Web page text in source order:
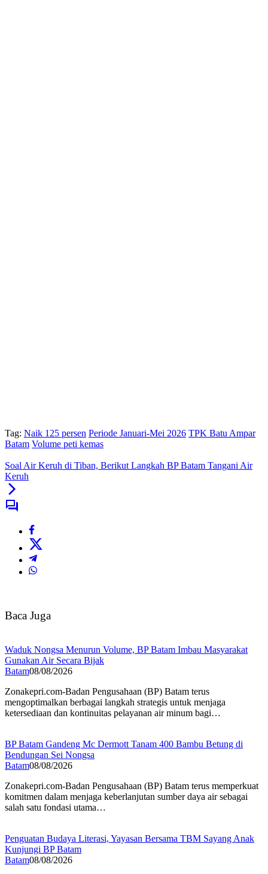
Tag: Naik 125 persen Periode Januari-Mei 2026 TPK Batu Ampar
Batam Volume peti kemas
Soal Air Keruh di Tiban, Berikut Langkah BP Batam Tangani Air
Keruh
Baca Juga
Waduk Nongsa Menurun Volume, BP Batam Imbau Masyarakat
Gunakan Air Secara Bijak
Batam08/08/2026
Zonakepri.com-Badan Pengusahaan (BP) Batam terus
mengoptimalkan berbagai langkah strategis untuk menjaga
ketersediaan dan kontinuitas pelayanan air minum bagi…
BP Batam Gandeng Mc Dermott Tanam 400 Bambu Betung di
Bendungan Sei Nongsa
Batam08/08/2026
Zonakepri.com-Badan Pengusahaan (BP) Batam terus memperkuat
komitmen dalam menjaga keberlanjutan sumber daya air sebagai
salah satu fondasi utama…
Penguatan Budaya Literasi, Yayasan Bersama TBM Sayang Anak
Kunjungi BP Batam
Batam08/08/2026